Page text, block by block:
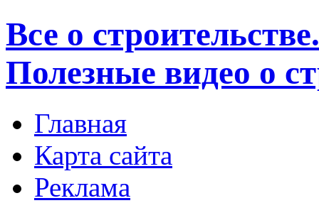
Все о
Полезные видео о
Главная
Карта сайта
Реклама